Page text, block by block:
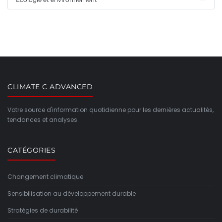
CLIMATE C ADVANCED
Votre source d'information quotidienne pour les dernières actualités,
tendances et analyses.
CATÉGORIES
Changement climatique
Sensibilisation au développement durable
Stratégies de durabilité